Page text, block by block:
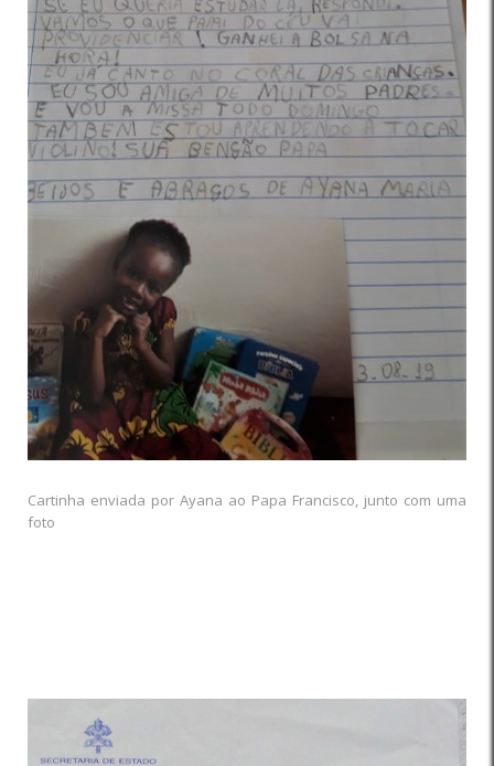
Cartinha enviada por Ayana ao Papa Francisco, junto com uma
foto